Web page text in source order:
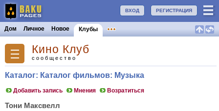
РЕГИСТРАЦИЯ
ВХОД
Дом Личное Новое Клубы
Кино Клуб
сообщество
Каталог: Каталог фильмов: Музыка
Добавить запись Мнения Возратиться
Тони Максвелл